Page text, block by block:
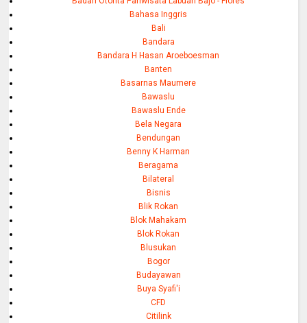
Bahasa Inggris
Bali
Bandara
Bandara H Hasan Aroeboesman
Banten
Basarnas Maumere
Bawaslu
Bawaslu Ende
Bela Negara
Bendungan
Benny K Harman
Beragama
Bilateral
Bisnis
Blik Rokan
Blok Mahakam
Blok Rokan
Blusukan
Bogor
Budayawan
Buya Syafi'i
CFD
Citilink